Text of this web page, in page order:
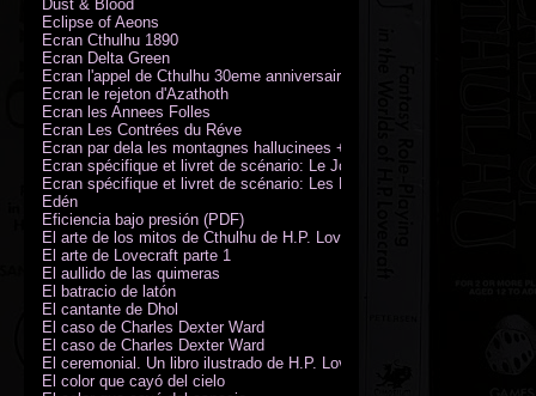
Dust & Blood
Eclipse of Aeons
Ecran Cthulhu 1890
Ecran Delta Green
Ecran l'appel de Cthulhu 30eme anniversaire
Ecran le rejeton d'Azathoth
Ecran les Annees Folles
Ecran Les Contrées du Réve
Ecran par dela les montagnes hallucinees + kit d'expedition
Ecran spécifique et livret de scénario: Le Jour de la Bête
Ecran spécifique et livret de scénario: Les Masques de Nyarlathotep
Edén
Eficiencia bajo presión (PDF)
El arte de los mitos de Cthulhu de H.P. Lovecraft
El arte de Lovecraft parte 1
El aullido de las quimeras
El batracio de latón
El cantante de Dhol
El caso de Charles Dexter Ward
El caso de Charles Dexter Ward
El ceremonial. Un libro ilustrado de H.P. Lovecraft
El color que cayó del cielo